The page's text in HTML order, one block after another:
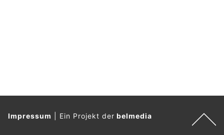
Impressum Ein Projekt derbelmedia